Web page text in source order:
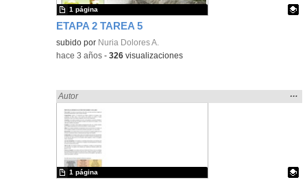
ETAPA 2 TAREA 5
Contenido educativo.
subido por Nuria Dolores A.
1 página
-hace 3 años -326 visualizaciones
Encontrado «brillo» en:
Autor
la
…
1 página